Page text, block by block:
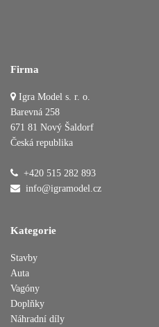
Firma
Igra Model s. r. o.
Barevná 258
671 81 Nový Šaldorf
Česká republika
+420 515 282 893
info@igramodel.cz
Kategorie
Stavby
Auta
Vagóny
Doplňky
Náhradní díly
Pokračovat v nákupu